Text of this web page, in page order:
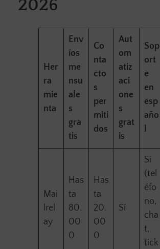
2026
Her
ra
mie
nta
Env
íos
me
nsu
ale
s
gra
tis
Co
nta
cto
s
per
miti
dos
Aut
om
atiz
aci
one
s
grat
is
Sop
ort
e
en
esp
año
l
Mai
lrel
ay
Has
ta
80.
00
0
Has
ta
20.
00
0
Sí
Sí
(tel
éfo
no,
cha
t,
tick